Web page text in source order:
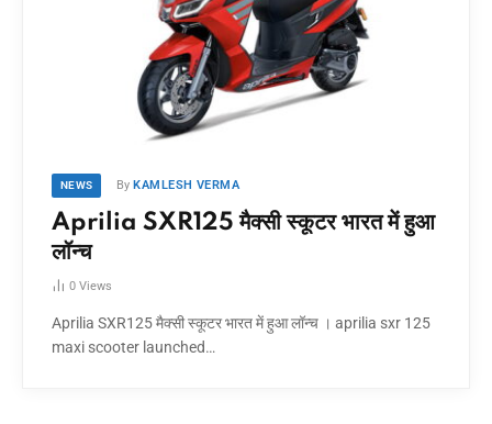
NEWS By KAMLESH VERMA
Aprilia SXR125 मैक्सी स्कूटर भारत में हुआ
लॉन्च
0 Views
Aprilia SXR125 मैक्सी स्कूटर भारत में हुआ लॉन्च । aprilia sxr 125
maxi scooter launched…